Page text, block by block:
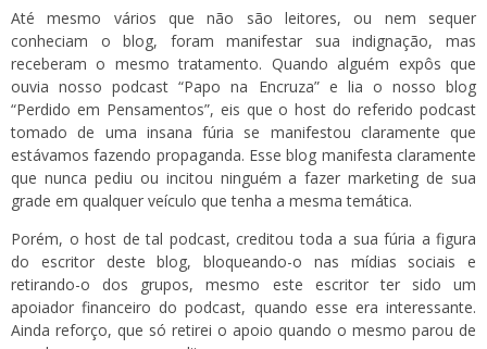
Até mesmo vários que não são leitores, ou nem sequer
conheciam o blog, foram manifestar sua indignação, mas
receberam o mesmo tratamento. Quando alguém expôs que
ouvia nosso podcast “Papo na Encruza” e lia o nosso blog
“Perdido em Pensamentos”, eis que o host do referido podcast
tomado de uma insana fúria se manifestou claramente que
estávamos fazendo propaganda. Esse blog manifesta claramente
que nunca pediu ou incitou ninguém a fazer marketing de sua
grade em qualquer veículo que tenha a mesma temática.
Porém, o host de tal podcast, creditou toda a sua fúria a figura
do escritor deste blog, bloqueando-o nas mídias sociais e
retirando-o dos grupos, mesmo este escritor ter sido um
apoiador financeiro do podcast, quando esse era interessante.
Ainda reforço, que só retirei o apoio quando o mesmo parou de